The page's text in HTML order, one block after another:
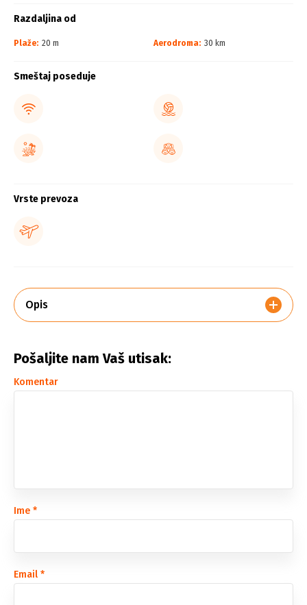
Razdaljina od
Plaže: 20 m Aerodroma: 30 km
Smeštaj poseduje
Vrste prevoza
Opis
Pošaljite nam Vaš utisak:
Komentar
Ime *
Email *